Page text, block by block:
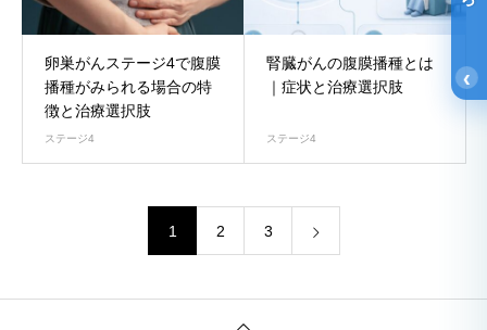
卵巣がんステージ4で腹膜
播種がみられる場合の特
徴と治療選択肢
ステージ4
腎臓がんの腹膜播種とは
｜症状と治療選択肢
ステージ4
1 2 3
‹